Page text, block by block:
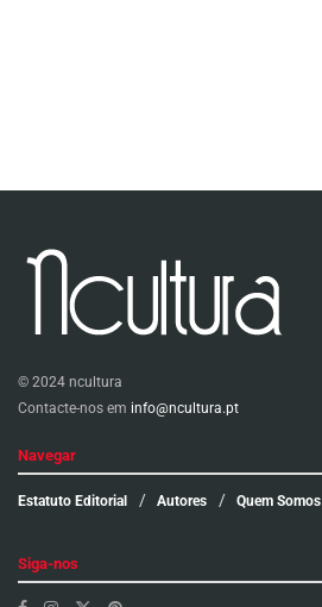
© 2024 ncultura
Contacte-nos em info@ncultura.pt
Navegar
Estatuto Editorial Autores Quem Somos
Siga-nos